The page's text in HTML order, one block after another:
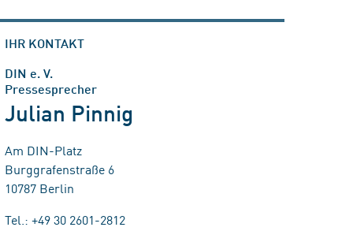
IHR KONTAKT
DIN e. V.
Pressesprecher
Julian Pinnig
Am DIN-Platz
Burggrafenstraße 6
10787 Berlin
Tel.: +49 30 2601-2812